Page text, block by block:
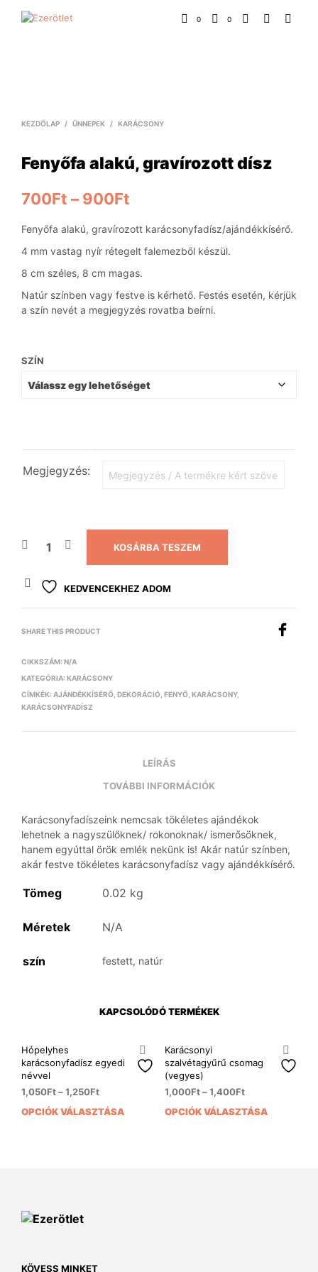
0 0
KEZDŐLAP / ÜNNEPEK / KARÁCSONY
Fenyőfa alakú, gravírozott dísz
700Ft – 900Ft
Fenyőfa alakú, gravírozott karácsonyfadísz/ajándékkísérő.
4 mm vastag nyír rétegelt falemezből készül.
8 cm széles, 8 cm magas.
Natúr színben vagy festve is kérhető. Festés esetén, kérjük
a szín nevét a megjegyzés rovatba beírni.
SZÍN
Megjegyzés:
KOSÁRBA TESZEM
KEDVENCEKHEZ ADOM
SHARE THIS PRODUCT
CIKKSZÁM: N/A
KATEGÓRIA: KARÁCSONY
CÍMKÉK: AJÁNDÉKKÍSÉRŐ DEKORÁCIÓ FENYŐ KARÁCSONY,
KARÁCSONYFADÍSZ
LEÍRÁS
TOVÁBBI INFORMÁCIÓK
Karácsonyfadíszeink nemcsak tökéletes ajándékok
lehetnek a nagyszülőknek/ rokonoknak/ ismerősöknek,
hanem egyúttal örök emlék nekünk is! Akár natúr színben,
akár festve tökéletes karácsonyfadísz vagy ajándékkísérő.
Tömeg 0.02 kg
Méretek N/A
szín festett, natúr
KAPCSOLÓDÓ TERMÉKEK
Hópelyhes
karácsonyfadísz egyedi
névvel
1,050Ft–1,250Ft
OPCIÓK VÁLASZTÁSA
Ennek
Karácsonyi
szalvétagyűrű csomag
(vegyes)
1,000Ft–1,400Ft
OPCIÓK VÁLASZTÁSA
KÖVESS MINKET